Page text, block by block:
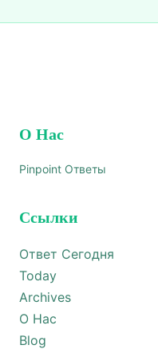
О Нас
Pinpoint Ответы
Ссылки
Ответ Сегодня
Today
Archives
О Нас
Blog